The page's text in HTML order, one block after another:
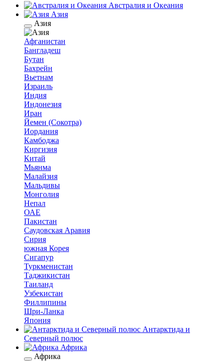
Австралия и Океания
Азия
Азия
Афганистан
Бангладеш
Бутан
Бахрейн
Вьетнам
Израиль
Индия
Индонезия
Иран
Йемен (Сокотра)
Иордания
Камбоджа
Киргизия
Китай
Мьянма
Малайзия
Мальдивы
Монголия
Непал
ОАЕ
Пакистан
Саудовская Аравия
Сирия
южная Корея
Сигапур
Туркменистан
Таджикистан
Таиланд
Узбекистан
Филлипины
Шри-Ланка
Япония
Антарктида и
Северный полюс
Африка
Африка